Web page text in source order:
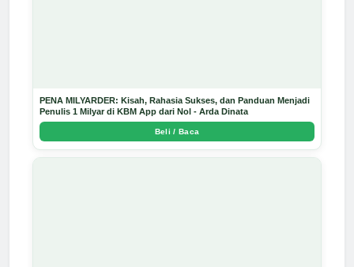
PENA MILYARDER: Kisah, Rahasia Sukses, dan Panduan Menjadi
Penulis 1 Milyar di KBM App dari Nol - Arda Dinata
Beli / Baca